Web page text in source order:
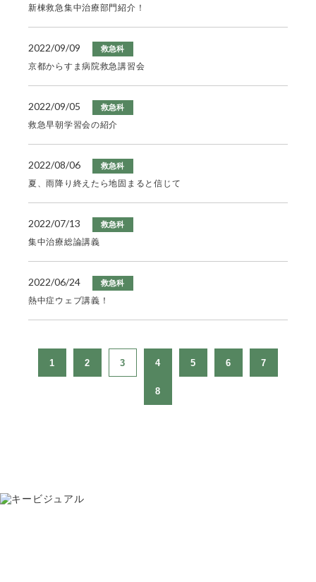
新棟救急集中治療部門紹介！
2022/09/09 救急科
京都からすま病院救急講習会
2022/09/05 救急科
救急早朝学習会の紹介
2022/08/06 救急科
夏、雨降り終えたら地固まると信じて
2022/07/13 救急科
集中治療総論講義
2022/06/24 救急科
熱中症ウェブ講義！
1 2 3 4 5 6 7
8